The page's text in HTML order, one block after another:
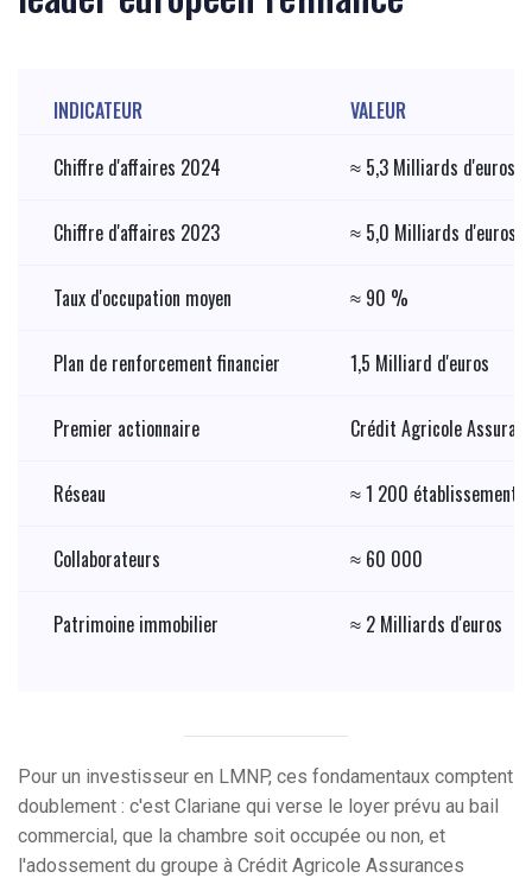
INDICATEUR
VALEUR
Chiffre d'affaires 2024
≈ 5,3 Milliards d'euros
Chiffre d'affaires 2023 ≈ 5,0 Milliards d'euros
Taux d'occupation moyen ≈ 90 %
Plan de renforcement financier 1,5 Milliard d'euros
Premier actionnaire Crédit Agricole
Réseau ≈ 1 200
Collaborateurs ≈ 60 000
Patrimoine immobilier ≈ 2 Milliards d'euros
Pour un investisseur en LMNP, ces fondamentaux comptent
doublement : c'est Clariane qui verse le loyer prévu au bail
commercial, que la chambre soit occupée ou non, et
l'adossement du groupe à Crédit Agricole Assurances